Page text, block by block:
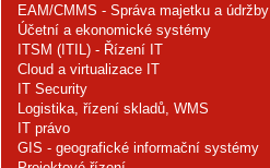
EAM/CMMS - Správa majetku a údržby
Účetní a ekonomické systémy
ITSM (ITIL) - Řízení IT
Cloud a virtualizace IT
IT Security
Logistika, řízení skladů, WMS
IT právo
GIS - geografické informační systémy